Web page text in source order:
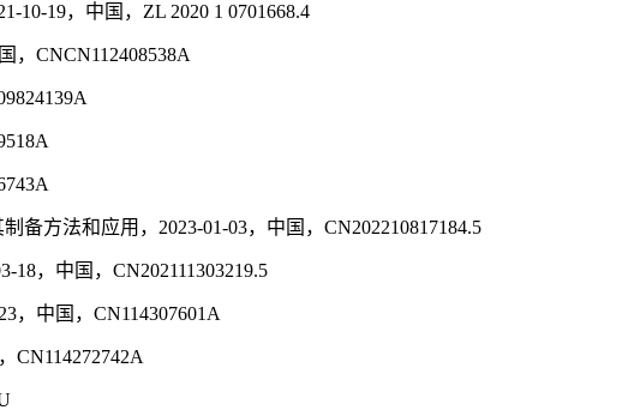
19，中国，ZL 2020 1 0701668.4
，CNCN112408538A
方法和应用，2023-01-03，中国，CN202210817184.5
，中国，CN202111303219.5
，中国，CN114307601A
CN114272742A